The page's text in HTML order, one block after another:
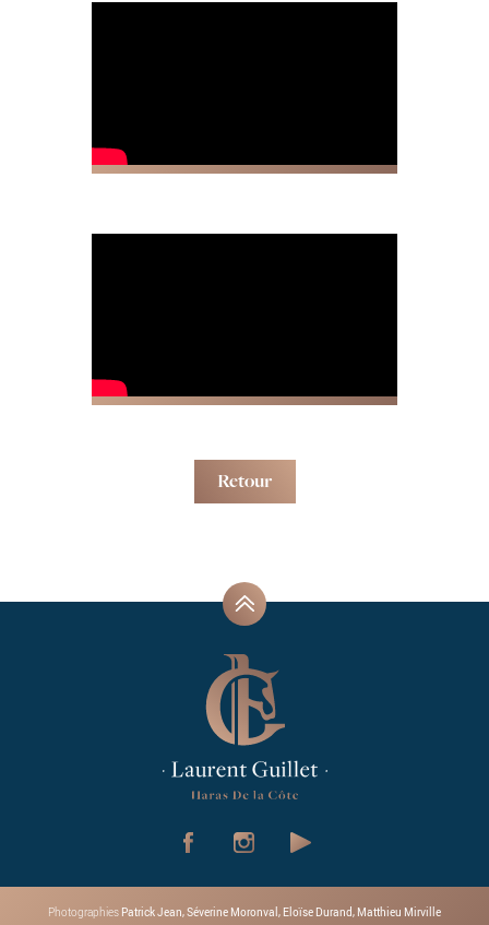
Retour
Photographies Patrick Jean, Séverine Moronval, Eloïse Durand, Matthieu Mirville